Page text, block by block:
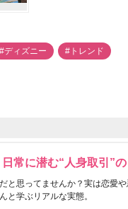
#ディズニー #トレンド
常に潜む“人身取引”
と思ってませんか？実は恋愛
と学ぶリアルな実態。